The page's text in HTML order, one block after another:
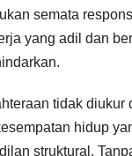
semata
yang adil dan
tidak
hidup
struktural.